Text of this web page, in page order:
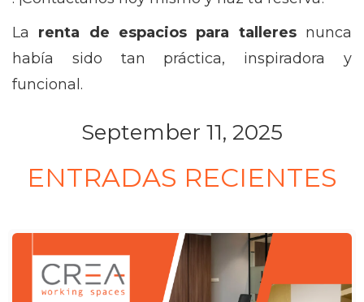
La renta de espacios para talleresnunca
había sido tan práctica, inspiradora y
funcional.
September 11, 2025
ENTRADAS RECIENTES